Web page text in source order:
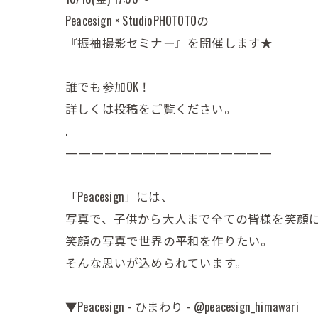
Peacesign × StudioPHOTOTOの
『振袖撮影セミナー』を開催します★
誰でも参加OK！
詳しくは投稿をご覧ください。
.
————————————————
「Peacesign」には、
写真で、子供から大人まで全ての皆様を笑顔
笑顔の写真で世界の平和を作りたい。
そんな思いが込められています。
▼Peacesign - ひまわり - @peacesign_himawari